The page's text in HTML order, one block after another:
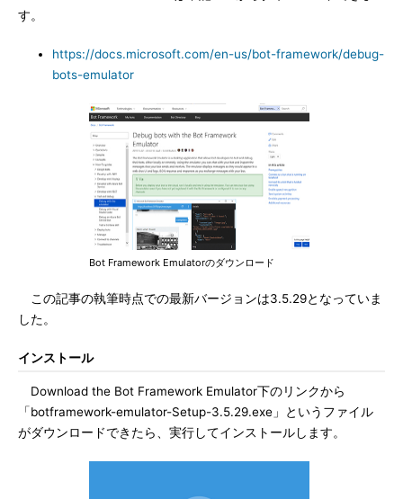
す。
https://docs.microsoft.com/en-us/bot-framework/debug-
bots-emulator
Bot Framework Emulatorのダウンロード
この記事の執筆時点での最新バージョンは3.5.29となっていま
した。
インストール
Download the Bot Framework Emulator下のリンクから
「botframework-emulator-Setup-3.5.29.exe」というファイル
がダウンロードできたら、実行してインストールします。